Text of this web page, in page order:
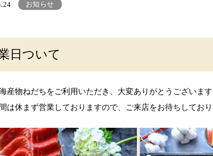
お知らせ
日ついて
産物ねだちをご利用いただき、大変ありがとうございます
は休まず営業しておりますので、ご来店をお待ちしており